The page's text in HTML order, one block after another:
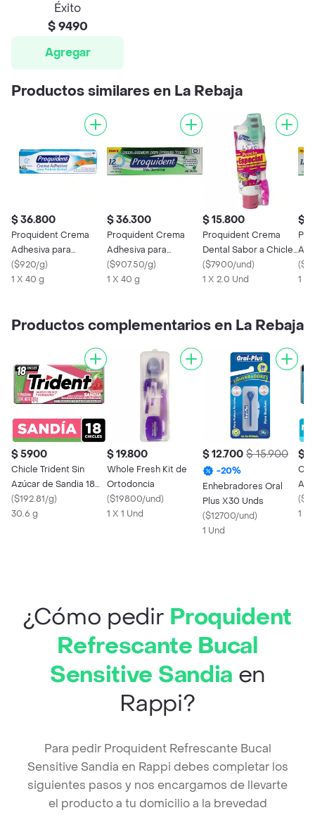
Éxito
$ 9490
Agregar
Productos similares en La Rebaja
$ 36.800
Proquident Crema
Adhesiva para
Prótesis Dental Sabor
a Menta
($920/g)
1 X 40 g
$ 36.300
Proquident Crema
Adhesiva para
Prótesis Dental
($907.50/g)
1 X 40 g
$ 15.800
Proquident Crema
Dental Sabor a Chicle
+ Cepillo Kids
($7900/und)
1 X 2.0 Und
$
(
1 X
Productos complementarios en La Rebaja
$ 5900
Chicle Trident Sin
Azúcar de Sandia 18
Und
($192.81/g)
30.6 g
$ 19.800
Whole Fresh Kit de
Ortodoncia
($19800/und)
1 X 1 Und
$ 12.700 $ 15.900
-20%
Enhebradores Oral
Plus X30 Unds
($12700/und)
1 Und
$
(
1 x
¿Cómo pedir Proquident
Refrescante Bucal
Sensitive Sandia en
Rappi?
Para pedir Proquident Refrescante Bucal
Sensitive Sandia en Rappi debes completar los
siguientes pasos y nos encargamos de llevarte
el producto a tu domicilio a la brevedad